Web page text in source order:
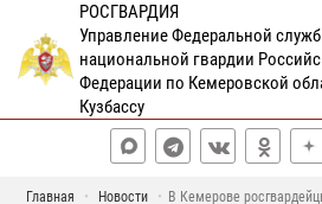
РОСГВАРДИЯ
Управление Федеральной
национальной гвардии
Федерации по Кемеровской
Кузбассу
Главная Новости
В Кемерове